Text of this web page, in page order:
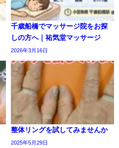
千歳船橋でマッサージ院をお探
しの方へ｜祐気堂マッサージ
2026年3月16日
整体リングを試してみませんか
2025年5月29日